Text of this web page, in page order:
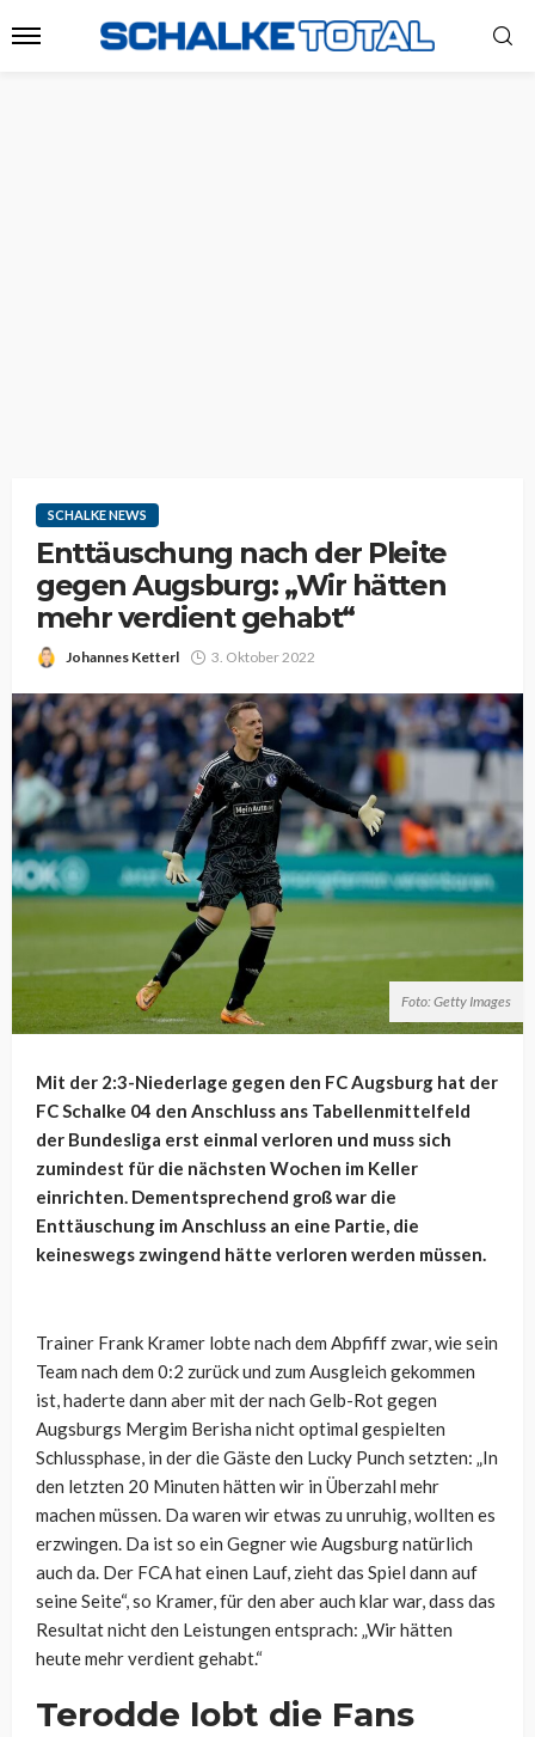
SCHALKE NEWS
Enttäuschung nach der Pleite
gegen Augsburg: „Wir hätten
mehr verdient gehabt“
Johannes Ketterl 3. Oktober 2022
Foto: Getty Images
Mit der 2:3-Niederlage gegen den FC Augsburg hat der
FC Schalke 04 den Anschluss ans Tabellenmittelfeld
der Bundesliga erst einmal verloren und muss sich
zumindest für die nächsten Wochen im Keller
einrichten. Dementsprechend groß war die
Enttäuschung im Anschluss an eine Partie, die
keineswegs zwingend hätte verloren werden müssen.
Trainer Frank Kramer lobte nach dem Abpfiff zwar, wie sein
Team nach dem 0:2 zurück und zum Ausgleich gekommen
ist, haderte dann aber mit der nach Gelb-Rot gegen
Augsburgs Mergim Berisha nicht optimal gespielten
Schlussphase, in der die Gäste den Lucky Punch setzten: „In
den letzten 20 Minuten hätten wir in Überzahl mehr
machen müssen. Da waren wir etwas zu unruhig, wollten es
erzwingen. Da ist so ein Gegner wie Augsburg natürlich
auch da. Der FCA hat einen Lauf, zieht das Spiel dann auf
seine Seite“, so Kramer, für den aber auch klar war, dass das
Resultat nicht den Leistungen entsprach: „Wir hätten
heute mehr verdient gehabt.“
Terodde lobt die Fans